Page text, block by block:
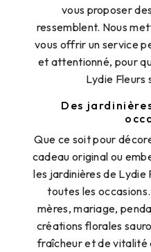
vous proposer
ressemblent. Nous
vous offrir un service
et attentionné, pour
Lydie Fleurs
Des
Que ce soit pour
cadeau original ou
les jardinières de
toutes les
mères, mariage,
créations florales
fraîcheur et de vitalité